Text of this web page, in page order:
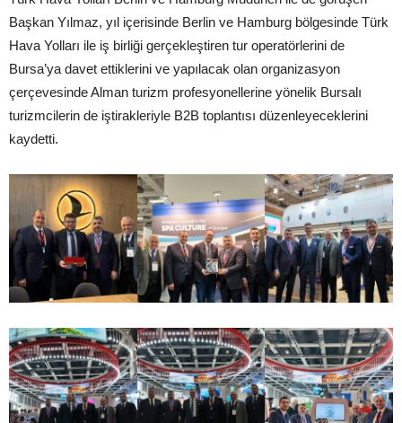
Başkan Yılmaz, yıl içerisinde Berlin ve Hamburg bölgesinde Türk
Hava Yolları ile iş birliği gerçekleştiren tur operatörlerini de
Bursa’ya davet ettiklerini ve yapılacak olan organizasyon
çerçevesinde Alman turizm profesyonellerine yönelik Bursalı
turizmcilerin de iştirakleriyle B2B toplantısı düzenleyeceklerini
kaydetti.